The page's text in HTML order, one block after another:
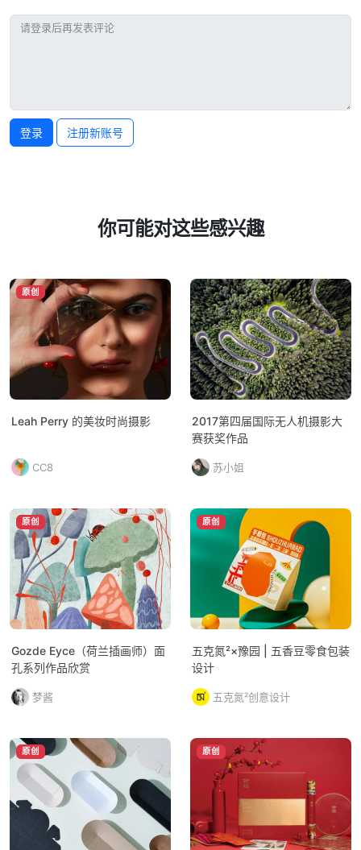
登录 注册新账号
你可能对这些感兴趣
原创
Leah Perry 的美妆时尚摄影
CC8
2017第四届国际无人机摄影大
赛获奖作品
苏小姐
原创
Gozde Eyce（荷兰插画师）面
孔系列作品欣赏
梦酱
原创
五克氮²×豫园 | 五香豆零食包装
设计
五克氮²创意设计
原创 原创